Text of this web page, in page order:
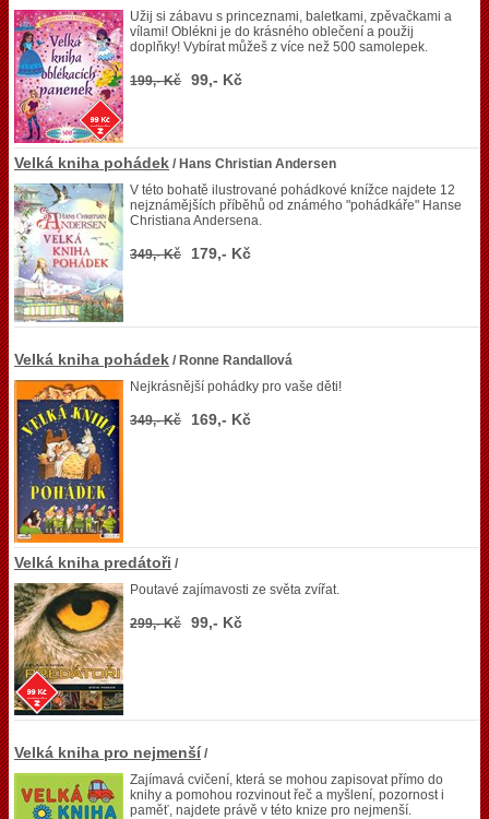
Užij si zábavu s princeznami, baletkami, zpěvačkami a
vílami! Oblékni je do krásného oblečení a použij
doplňky! Vybírat můžeš z více než 500 samolepek.
199,- Kč 99,- Kč
Velká kniha pohádek / Hans Christian Andersen
V této bohatě ilustrované pohádkové knížce najdete 12
nejznámějších příběhů od známého "pohádkáře" Hanse
Christiana Andersena.
349,- Kč 179,- Kč
Velká kniha pohádek / Ronne Randallová
Nejkrásnější pohádky pro vaše děti!
349,- Kč 169,- Kč
Velká kniha predátoři /
Poutavé zajímavosti ze světa zvířat.
299,- Kč 99,- Kč
Velká kniha pro nejmenší /
Zajímavá cvičení, která se mohou zapisovat přímo do
knihy a pomohou rozvinout řeč a myšlení, pozornost i
paměť, najdete právě v této knize pro nejmenší.